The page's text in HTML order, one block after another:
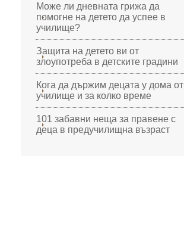
Може ли дневната грижа да
помогне на детето да успее в
училище?
Защита на детето ви от
злоупотреба в детските градини
Кога да държим децата у дома от
училище и за колко време
101 забавни неща за правене с
деца в предучилищна възраст